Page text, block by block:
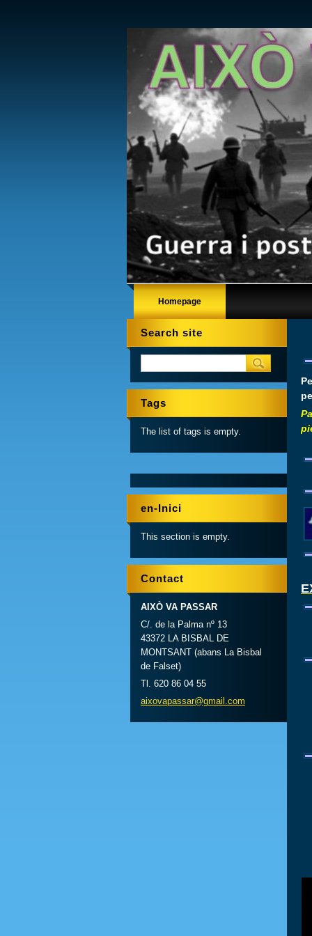
Homepage
Search site
Tags
The list of tags is empty.
en-Inici
This section is empty.
Contact
AIXÒ VA PASSAR
C/. de la Palma nº 13
43372 LA BISBAL DE
MONTSANT (abans La Bisbal
de Falset)
Tl. 620 86 04 55
aixovapassar@gmail.com